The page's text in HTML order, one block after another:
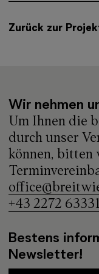
Zurück zur
Wir nehmen
Um Ihnen die
durch unser
können, bitten
+43 2272 63331
Bestens
Newsletter!